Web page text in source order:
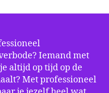
Iemand met
altijd op tijd op de
Met professioneel